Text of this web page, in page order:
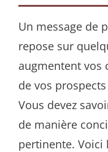
Un message de
repose sur
augmentent vos
de vos
Vous devez
de manière
pertinente. Voici